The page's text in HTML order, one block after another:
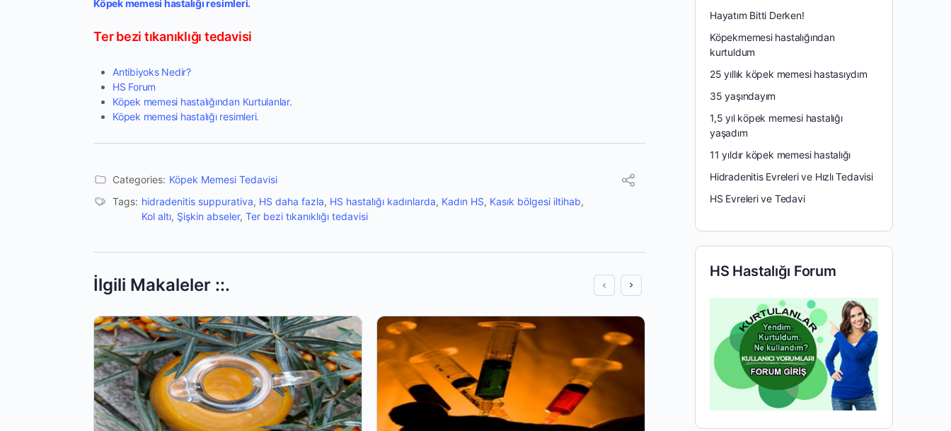
Köpek memesi hastalığı resimleri.
Ter bezi tıkanıklığı tedavisi
Antibiyoks Nedir?
HS Forum
Köpek memesi hastalığından Kurtulanlar.
Köpek memesi hastalığı resimleri.
Categories: Köpek Memesi Tedavisi
Tags: hidradenitis suppurativa, HS daha fazla, HS hastalığı kadınlarda, Kadın HS, Kasık bölgesi iltihab,
Kol altı, Şişkin abseler, Ter bezi tıkanıklığı tedavisi
İlgili Makaleler ::.
Hayatım Bitti Derken!
Köpekmemesi hastalığından
kurtuldum
25 yıllık köpek memesi hastasıydım
35 yaşındayım
1,5 yıl köpek memesi hastalığı
yaşadım
11 yıldır köpek memesi hastalığı
Hidradenitis Evreleri ve Hızlı Tedavisi
HS Evreleri ve Tedavi
HS Hastalığı Forum